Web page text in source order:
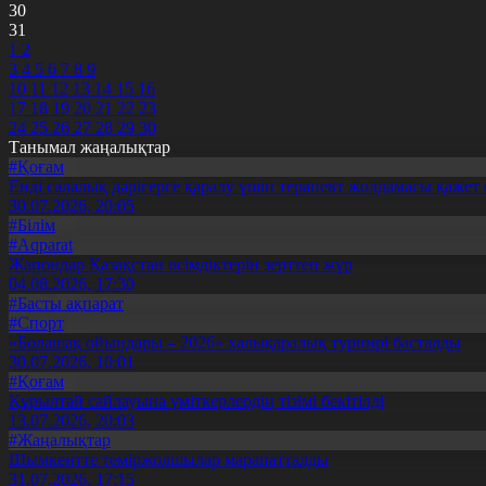
30
31
1 2
3 4 5 6 7 8 9
10 11 12 13 14 15 16
17 18 19 20 21 22 23
24 25 26 27 28 29 30
Танымал жаңалықтар
#Қоғам
Енді салалық дәрігерге қаралу үшін терапевт жолдамасы қажет
30.07.2026, 20:05
#Білім
#Aqparat
Жапондар Қазақстан өсімдіктерін зерттеп жүр
04.08.2026, 17:30
#Басты ақпарат
#Спорт
«Болашақ ойындары – 2026» халықаралық турнирі басталды
30.07.2026, 10:01
#Қоғам
Құрылтай сайлауына үміткерлердің тізімі бекітілді
13.07.2026, 20:03
#Жаңалықтар
Шымкентте теміржолшылар марапатталды
31.07.2026, 17:15